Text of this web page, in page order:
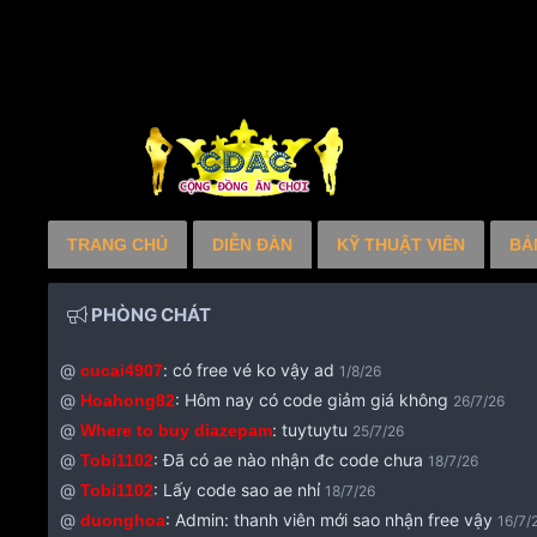
TRANG CHỦ DIỄN ĐÀN KỸ THUẬT VIÊN
PHÒNG CHÁT
@ cucai4907: có free vé ko vậy ad 1/8/26
@ Hoahong82: Hôm nay có code giảm giá không 26/7/26
@ Where to buy diazepam: tuytuytu 25/7/26
@ Tobi1102:Đã có ae nào nhận đc code chưa 18/7/26
@ Tobi1102: Lấy code sao ae nhỉ 18/7/26
@ duonghoa: Admin: thanh viên mới sao nhận free vậy 16/7/